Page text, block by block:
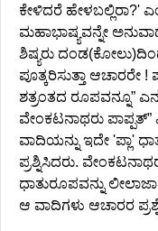
ಕೇಳಿದರೆ ಹೇಳಬಲ್ಲಿರಾ?'
ಮಹಾಭಾಷ್ಯವನ್ನೇ
ಶಿಷ್ಯರು
ಪೂತ್ಕರಿಸುತ್ತಾ
ಶತ್ರಂತದ ರೂಪವನ್ನೂ”
ವೇಂಕಟನಾಥರು
ವಾದಿಯನ್ನು ಇದೇ 'ಪ್ಲಾ'
ಪ್ರಶ್ನಿಸಿದರು.
ಧಾತುರೂಪವನ್ನು
ಆ ವಾದಿಗಳು ಆಚಾರರ